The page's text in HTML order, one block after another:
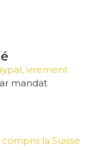
virement
mandat
la Suisse